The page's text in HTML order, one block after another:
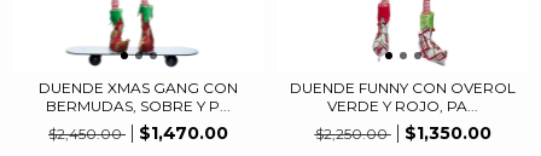
DUENDE XMAS GANG CON
BERMUDAS, SOBRE Y P...
$2,450.00
$1,470.00
DUENDE FUNNY CON OVEROL
VERDE Y ROJO, PA...
$2,250.00
$1,350.00